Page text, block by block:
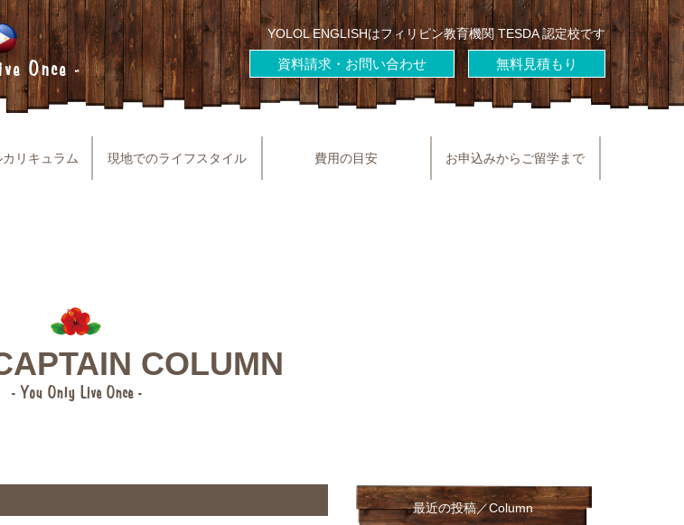
Once -
YOLOL ENGLISHはフィリピン教育機関 TESDA 認定校です
無料見積もり
資料請求・お問い合わせ
リキュラム 現地でのライフスタイル 費用の目安 お申込みからご留学まで
COLUMN
- You Only Live Once -
最近の投稿／Column